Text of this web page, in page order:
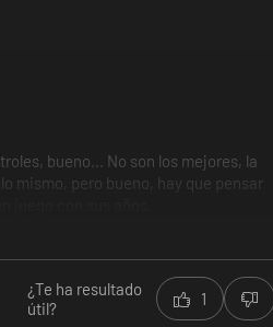
bueno... No son los mejores, la
mismo, pero bueno, hay que pensar
¿Te ha resultado
útil?
1